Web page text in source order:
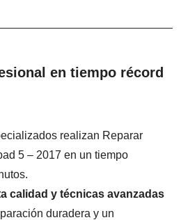
en tiempo récord
realizan Reparar
5 – 2017 en un tiempo
calidad y técnicas avanzadas
duradera y un